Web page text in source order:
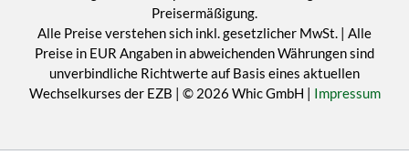
Preisermäßigung.
Alle Preise verstehen sich inkl. gesetzlicher MwSt. | Alle
Preise in EUR Angaben in abweichenden Währungen sind
unverbindliche Richtwerte auf Basis eines aktuellen
Wechselkurses der EZB | © 2026 Whic GmbH | Impressum